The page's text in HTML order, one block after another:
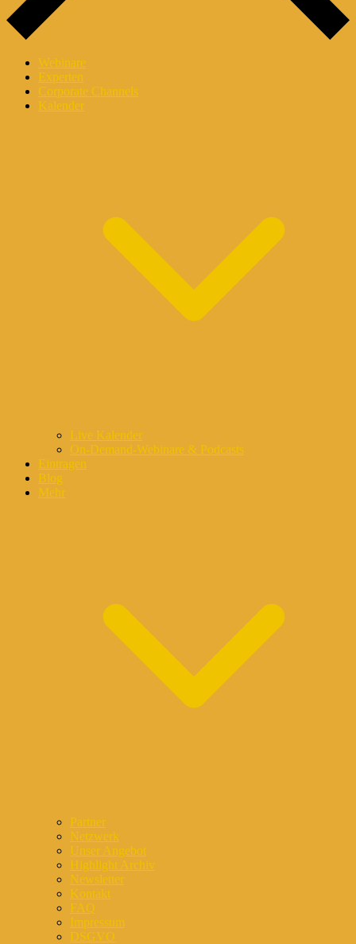
Webinare
Experten
Corporate Channels
Kalender
Live Kalender
On-Demand-Webinare & Podcasts
Eintragen
Blog
Mehr
Partner
Netzwerk
Unser Angebot
Highlight Archiv
Newsletter
Kontakt
FAQ
Impressum
DSGVO